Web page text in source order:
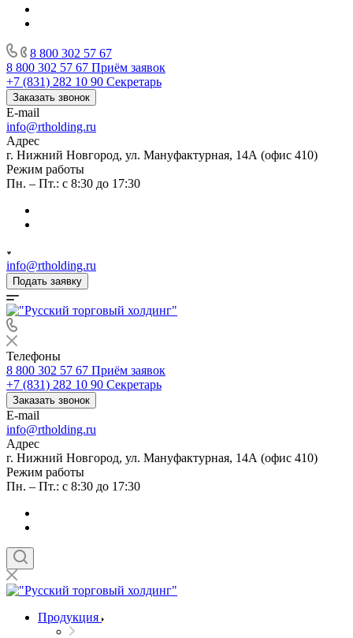
8 800 302 57 67
8 800 302 57 67 Приём заявок
+7 (831) 282 10 90 Секретарь
Заказать звонок
E-mail
info@rtholding.ru
Адрес
г. Нижний Новгород, ул. Мануфактурная, 14А (офис 410)
Режим работы
Пн. – Пт.: с 8:30 до 17:30
info@rtholding.ru
Подать заявку
Телефоны
8 800 302 57 67 Приём заявок
+7 (831) 282 10 90 Секретарь
Заказать звонок
E-mail
info@rtholding.ru
Адрес
г. Нижний Новгород, ул. Мануфактурная, 14А (офис 410)
Режим работы
Пн. – Пт.: с 8:30 до 17:30
Продукция